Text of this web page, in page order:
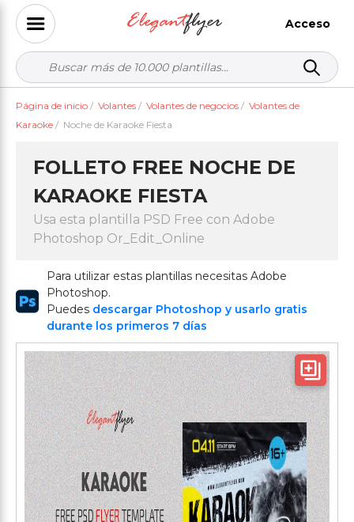
Acceso
Página de inicio / Volantes / Volantes de negocios / Volantes de
Karaoke / Noche de Karaoke Fiesta
FOLLETO FREE NOCHE DE
KARAOKE FIESTA
Usa esta plantilla PSD Free con Adobe
Photoshop Or_Edit_Online
Para utilizar estas plantillas necesitas Adobe
Photoshop.
Puedes descargar Photoshop y usarlo gratis
durante los primeros 7 días